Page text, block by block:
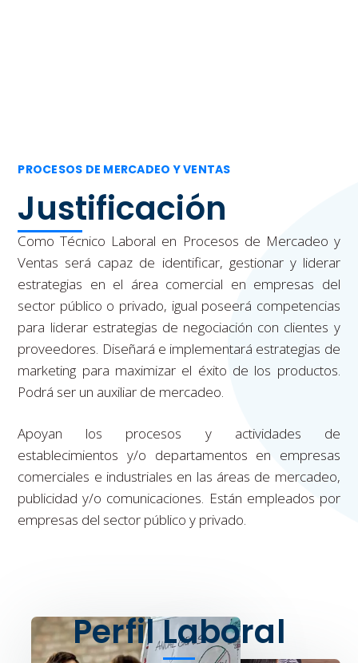
PROCESOS DE MERCADEO Y VENTAS
Justificación
Como Técnico Laboral en Procesos de Mercadeo y
Ventas será capaz de identificar, gestionar y liderar
estrategias en el área comercial en empresas del
sector público o privado, igual poseerá competencias
para liderar estrategias de negociación con clientes y
proveedores. Diseñará e implementará estrategias de
marketing para maximizar el éxito de los productos.
Podrá ser un auxiliar de mercadeo.
Apoyan los procesos y actividades de
establecimientos y/o departamentos en empresas
comerciales e industriales en las áreas de mercadeo,
publicidad y/o comunicaciones. Están empleados por
empresas del sector público y privado.
Perfil Laboral